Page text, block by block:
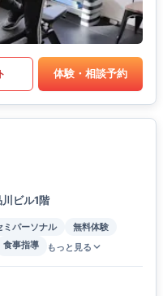
体験・相談予約
ビル1階
ミパーソナル
無料体験
食事指導 もっと見る